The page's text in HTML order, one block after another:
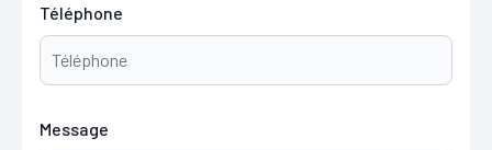
Téléphone
Message